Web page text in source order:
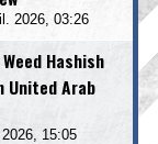
2026, 03:26
Hashish
United Arab
15:05